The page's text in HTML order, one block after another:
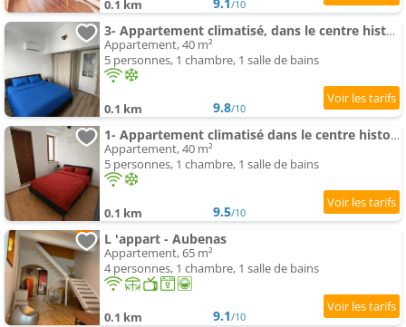
0.1 km 9.1/10
3- Appartement climatisé, dans le centre historique d Aubenas
Appartement, 40 m²
5 personnes, 1 chambre, 1 salle de bains
0.1 km 9.8/10
1- Appartement climatisé dans le centre historique d Aubenas
Appartement, 40 m²
5 personnes, 1 chambre, 1 salle de bains
0.1 km 9.5/10
L 'appart - Aubenas
Appartement, 65 m²
4 personnes, 1 chambre, 1 salle de bains
0.1 km 9.1/10